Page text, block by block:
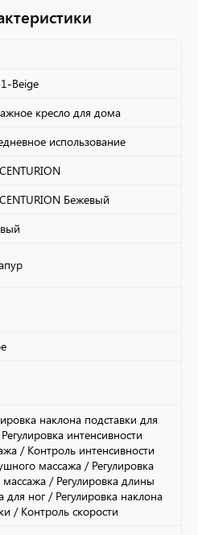
Beige
кресло для дома
использование
Бежевый
наклона подставки для
интенсивности
/ Контроль интенсивности
массажа / Регулировка
/ Регулировка длины
для ног / Регулировка наклона
/ Контроль скорости